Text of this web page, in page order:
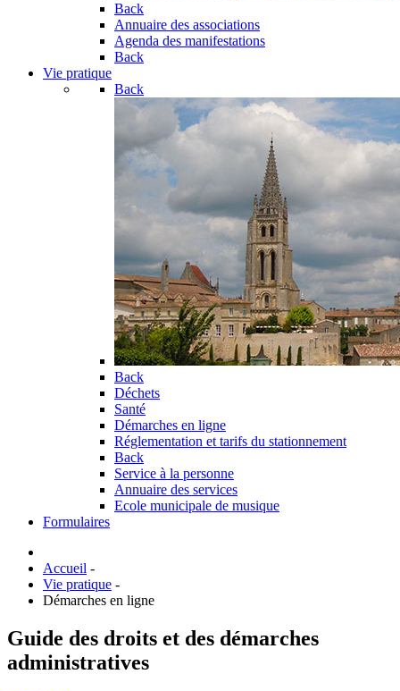
Back
Annuaire des associations
Agenda des manifestations
Back
Vie pratique
Back
Back
Déchets
Santé
Démarches en ligne
Réglementation et tarifs du stationnement
Back
Service à la personne
Annuaire des services
Ecole municipale de musique
Formulaires
Accueil -
Vie pratique -
Démarches en ligne
Guide des droits et des démarches
administratives